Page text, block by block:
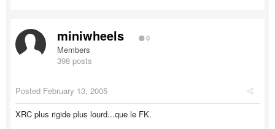
miniwheels 0
Members
398 posts
Posted February 13, 2005
XRC plus rigide plus lourd...que le FK.